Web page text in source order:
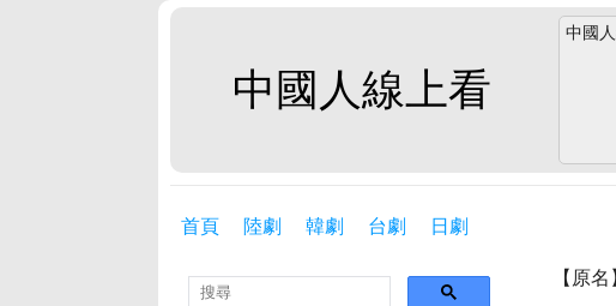
中國人線上看
中國
首頁 陸劇 韓劇 台劇 日劇
【原